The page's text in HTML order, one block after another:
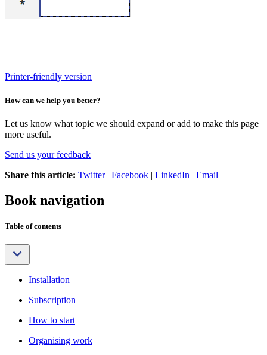
Printer-friendly version
How can we help you better?
Let us know what topic we should expand or add to make this page
more useful.
Send us your feedback
Share this article: Twitter| Facebook | LinkedIn | Email
Book navigation
Table of contents
Installation
Subscription
How to start
Organising work